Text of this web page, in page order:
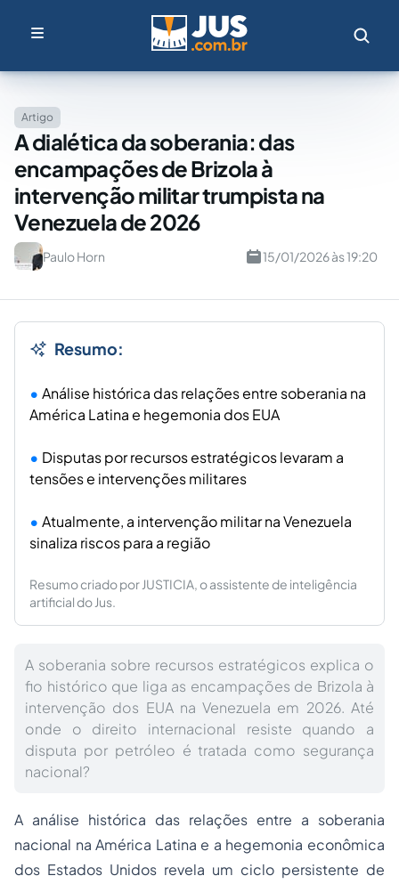
Artigo
A dialética da soberania: das
encampações de Brizola à
intervenção militar trumpista na
Venezuela de 2026
Paulo Horn 15/01/2026 às 19:20
Resumo:
Análise histórica das relações entre soberania na
América Latina e hegemonia dos EUA
Disputas por recursos estratégicos levaram a
tensões e intervenções militares
Atualmente, a intervenção militar na Venezuela
sinaliza riscos para a região
Resumo criado por JUSTICIA, o assistente de inteligência
artificial do Jus.
A soberania sobre recursos estratégicos explica o
fio histórico que liga as encampações de Brizola à
intervenção dos EUA na Venezuela em 2026. Até
onde o direito internacional resiste quando a
disputa por petróleo é tratada como segurança
nacional?
A análise histórica das relações entre a soberania
nacional na América Latina e a hegemonia econômica
dos Estados Unidos revela um ciclo persistente de